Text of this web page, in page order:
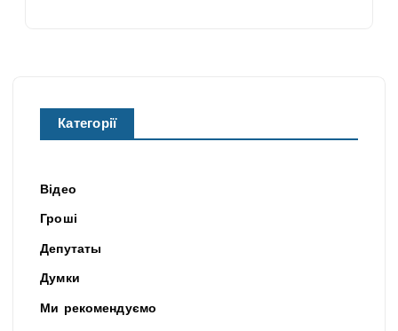
Категорії
Відео
Гроші
Депутаты
Думки
Ми рекомендуємо